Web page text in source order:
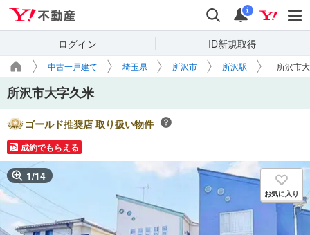
検索 通知
i
ログイン ID新規取得
中古一戸建て 埼玉県 所沢市 所沢駅 所沢市
所沢市大字久米
ゴールド推奨店 取り扱い物件
成約でもらえる
1/14
お気に入り